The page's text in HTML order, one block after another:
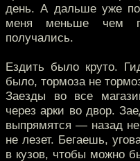
день. А дальше уже
меня меньше чем
получались.
Ездить было круто.
было, тормоза не
Заезды во все
через арки во двор.
выпрямятся — назад
не лезет. Бегаешь,
в кузов, чтобы можно